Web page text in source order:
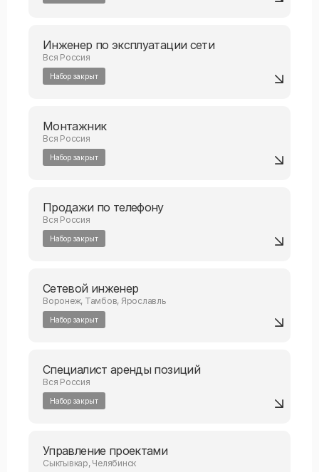
Инженер по эксплуатации сети
Вся Россия
Набор закрыт
Монтажник
Вся Россия
Набор закрыт
Продажи по телефону
Вся Россия
Набор закрыт
Сетевой инженер
Воронеж, Тамбов, Ярославль
Набор закрыт
Специалист аренды позиций
Вся Россия
Набор закрыт
Управление проектами
Сыктывкар, Челябинск